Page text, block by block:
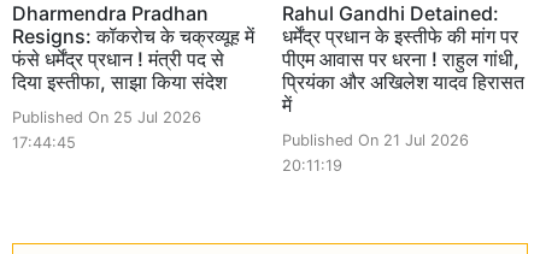
Dharmendra Pradhan
Resigns: कॉकरोच के चक्रव्यूह में
फंसे धर्मेंद्र प्रधान ! मंत्री पद से
दिया इस्तीफा, साझा किया संदेश
Published On 25 Jul 2026
17:44:45
Rahul Gandhi Detained:
धर्मेंद्र प्रधान के इस्तीफे की मांग पर
पीएम आवास पर धरना ! राहुल गांधी,
प्रियंका और अखिलेश यादव हिरासत
में
Published On 21 Jul 2026
20:11:19